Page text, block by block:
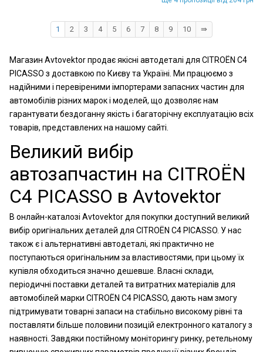
1 2 3 4 5 6 7 8 9 10 ⇛
Магазин Avtovektor продає якісні автодеталі для CITROËN C4
PICASSO з доставкою по Києву та Україні. Ми працюємо з
надійними і перевіреними імпортерами запасних частин для
автомобілів різних марок і моделей, що дозволяє нам
гарантувати бездоганну якість і багаторічну експлуатацію всіх
товарів, представлених на нашому сайті.
Великий вибір
автозапчастин на CITROËN
C4 PICASSO в Avtovektor
В онлайн-каталозі Avtovektor для покупки доступний великий
вибір оригінальних деталей для CITROËN C4 PICASSO. У нас
також є і альтернативні автодеталі, які практично не
поступаються оригінальним за властивостями, при цьому їх
купівля обходиться значно дешевше. Власні склади,
періодичні поставки деталей та витратних матеріалів для
автомобілей марки CITROËN C4 PICASSO, дають нам змогу
підтримувати товарні запаси на стабільно високому рівні та
поставляти більше половини позицій електронного каталогу з
наявності. Завдяки постійному моніторингу ринку, ретельному